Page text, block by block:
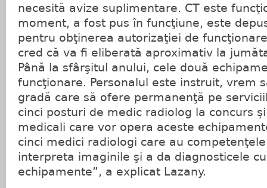
necesită avize suplimentare. CT este
moment, a fost pus în funcţiune, este
pentru obţinerea autorizaţiei de
cred că va fi eliberată aproximativ la
Până la sfârşitul anului, cele două
funcţionare. Personalul este instruit, vrem
gradă care să ofere permanenţă pe
cinci posturi de medic radiolog la concurs
medicali care vor opera aceste
cinci medici radiologi care au
interpreta imaginile şi a da diagnosticele
echipamente”, a explicat Lazany.